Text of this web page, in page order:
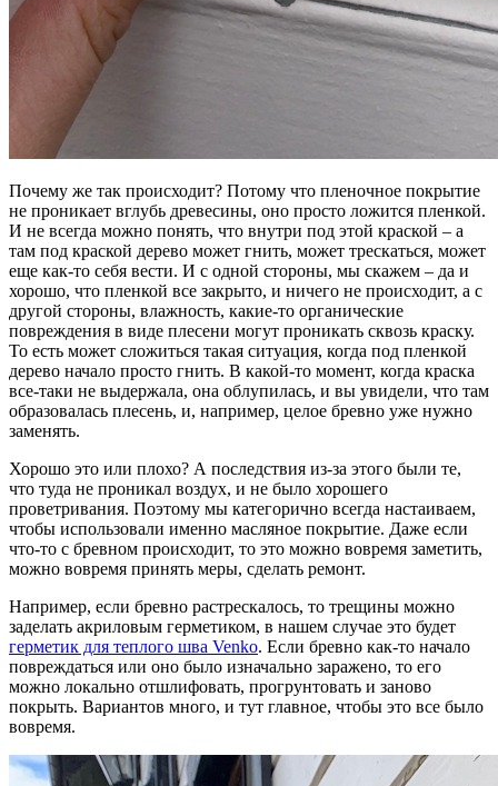
Почему же так происходит? Потому что пленочное покрытие
не проникает вглубь древесины, оно просто ложится пленкой.
И не всегда можно понять, что внутри под этой краской – а
там под краской дерево может гнить, может трескаться, может
еще как-то себя вести. И с одной стороны, мы скажем – да и
хорошо, что пленкой все закрыто, и ничего не происходит, а с
другой стороны, влажность, какие-то органические
повреждения в виде плесени могут проникать сквозь краску.
То есть может сложиться такая ситуация, когда под пленкой
дерево начало просто гнить. В какой-то момент, когда краска
все-таки не выдержала, она облупилась, и вы увидели, что там
образовалась плесень, и, например, целое бревно уже нужно
заменять.
Хорошо это или плохо? А последствия из-за этого были те,
что туда не проникал воздух, и не было хорошего
проветривания. Поэтому мы категорично всегда настаиваем,
чтобы использовали именно масляное покрытие. Даже если
что-то с бревном происходит, то это можно вовремя заметить,
можно вовремя принять меры, сделать ремонт.
Например, если бревно растрескалось, то трещины можно
заделать акриловым герметиком, в нашем случае это будет
герметик для теплого шва Venko. Если бревно как-то начало
повреждаться или оно было изначально заражено, то его
можно локально отшлифовать, прогрунтовать и заново
покрыть. Вариантов много, и тут главное, чтобы это все было
вовремя.